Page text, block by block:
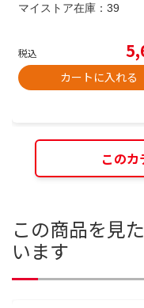
マイストア在庫： 39
税込
カートに入れる
このカ
この商品を見
います